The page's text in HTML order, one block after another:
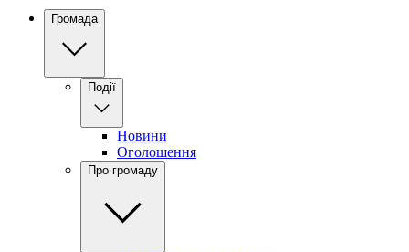
Громада
Події
Новини
Оголошення
Про громаду